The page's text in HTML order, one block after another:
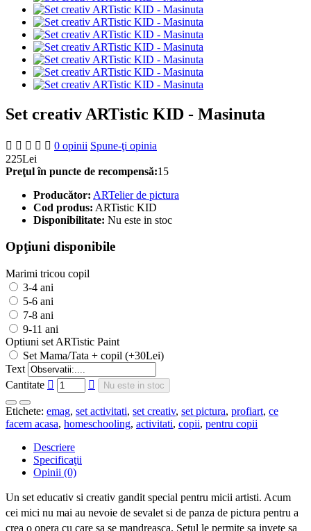
Set creativ ARTistic KID - Masinuta
0 opinii Spune-ţi opinia
225Lei
Preţul în puncte de recompensă:15
Producător: ARTelier de pictura
Cod produs: ARTistic KID
Disponibilitate: Nu este in stoc
Opţiuni disponibile
Marimi tricou copil
3-4 ani
5-6 ani
7-8 ani
9-11 ani
Optiuni set ARTistic Paint
Set Mama/Tata + copil (+30Lei)
Text
Cantitate
Nu este in stoc
Etichete: emag, set activitati, set creativ, set pictura, profiart, ce
facem acasa, homeschooling, activitati, copii, pentru copii
Descriere
Specificaţii
Opinii (0)
Un set educativ si creativ gandit special pentru micii artisti. Acum
cei mici nu mai au nevoie de sevalet si de panza de pictura pentru a
crea o opera cu care sa se mandreasca. Setul le permite sa invete sa